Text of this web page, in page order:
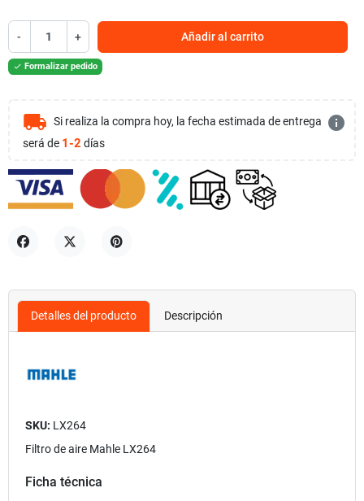
- + Añadir al carrito
 Formalizar pedido
local_shipping Si realiza la compra hoy, la fecha estimada de entrega
será de 1-2 días
info
Detalles del producto Descripción
SKU: LX264
Filtro de aire Mahle LX264
Ficha técnica